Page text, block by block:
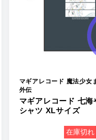
マギアレコード 魔法少女
外伝
マギアレコード 七
シャツ XLサイズ
在庫切れ